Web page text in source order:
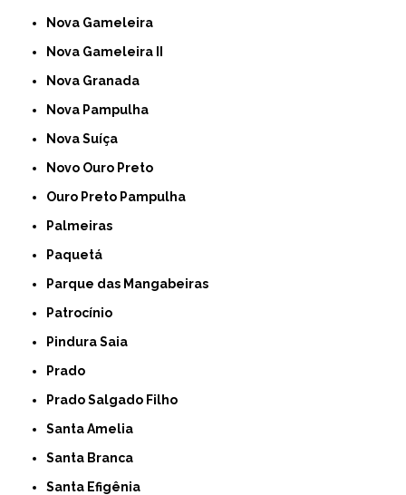
Nova Gameleira
Nova Gameleira II
Nova Granada
Nova Pampulha
Nova Suíça
Novo Ouro Preto
Ouro Preto Pampulha
Palmeiras
Paquetá
Parque das Mangabeiras
Patrocínio
Pindura Saia
Prado
Prado Salgado Filho
Santa Amelia
Santa Branca
Santa Efigênia